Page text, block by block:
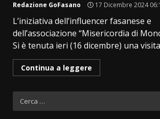
Redazione GoFasano 17 Dicembre 2024
L’iniziativa dell’influencer fasanese e
dell’associazione “Misericordia di
Si è tenuta ieri (16 dicembre) una
Continua a leggere
Ricerca
per: